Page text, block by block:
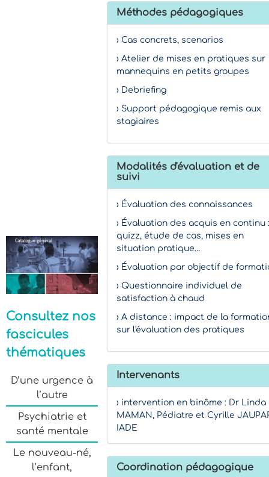
Consultez nos
fascicules
thématiques
D’une urgence à
l’autre
Psychiatrie et
santé mentale
Le nouveau-né,
l’enfant,
Méthodes pédagogiques
› Cas concrets, scenarios
› Atelier de mises en pratiques sur
mannequins en petits groupes
› Debriefing
› Support pédagogique remis aux
stagiaires
Modalités d'évaluation et de
suivi
› Évaluation des connaissances
› Évaluation des acquis en continu :
quizz, étude de cas, mises en
situation pratique…
› Évaluation par objectif de
› Questionnaire individuel de
satisfaction à chaud
› A distance : impact de la
sur l'évaluation des pratiques
Intervenants
› intervention en binôme : Dr Linda
MAMAN, Pédiatre et Cyrille
IADE
Coordination pédagogique